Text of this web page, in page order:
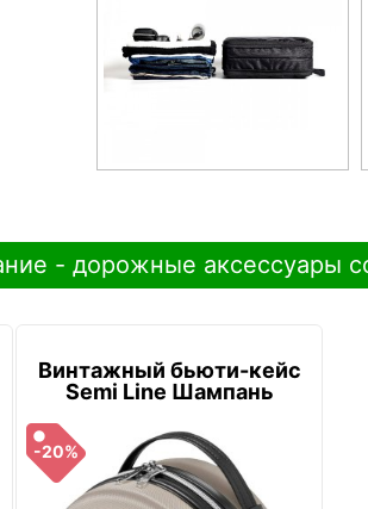
- дорожные аксессуары
Винтажный бьюти-кейс
Semi Line Шампань
-20%